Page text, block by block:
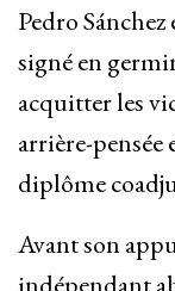
Pedro
signé en
acquitter les
arrière-pensée
diplôme
Avant son